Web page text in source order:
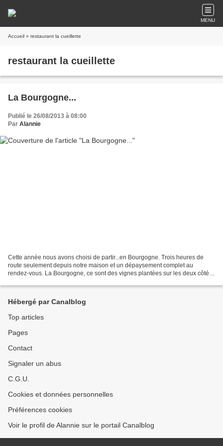
MENU
Accueil » restaurant la cueillette
restaurant la cueillette
La Bourgogne...
Publié le 26/08/2013 à 08:00
Par Alannie
Cette année nous avons choisi de partir...en Bourgogne. Trois heures de
route seulement depuis notre maison et un dépaysement complet au
rendez-vous. La Bourgogne, ce sont des vignes plantées sur les deux côtés
Hébergé par Canalblog
Top articles
Pages
Contact
Signaler un abus
C.G.U.
Cookies et données personnelles
Préférences cookies
Voir le profil de Alannie sur le portail Canalblog